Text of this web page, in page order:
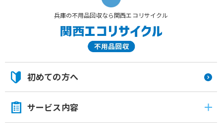
兵庫の不用品回収なら関西エコリサイクル
初めての方へ
サービス内容